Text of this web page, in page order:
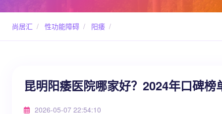
尚居汇 / 性功能障碍 / 阳痿 /
昆明阳痿医院哪家好？2024年口碑榜
2026-05-07 22:54:10